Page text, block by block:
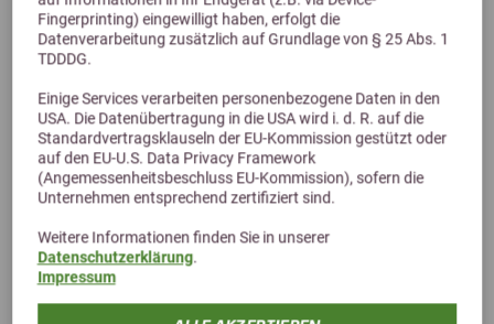
Fingerprinting) eingewilligt haben, erfolgt die
Datenverarbeitung zusätzlich auf Grundlage von § 25 Abs. 1
TDDDG.
Einige Services verarbeiten personenbezogene Daten in den
USA. Die Datenübertragung in die USA wird i. d. R. auf die
Standardvertragsklauseln der EU-Kommission gestützt oder
auf den EU-U.S. Data Privacy Framework
(Angemessenheitsbeschluss EU-Kommission), sofern die
Unternehmen entsprechend zertifiziert sind.
Weitere Informationen finden Sie in unserer
Datenschutzerklärung.
Impressum
5,0 (6 Bewertungen)
Stiefel Mönchspfeffer 0,5kg
Ganze Samen
10,35 €